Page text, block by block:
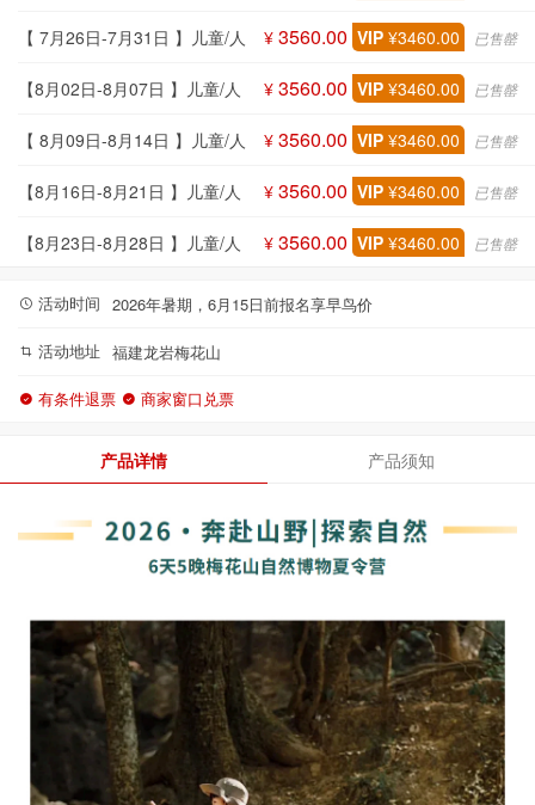
【 7月26日-7月31日 】儿童/人 ¥ 3560.00 VIP ¥3460.00 已售罄
【8月02日-8月07日 】儿童/人 ¥ 3560.00 VIP ¥3460.00 已售罄
【 8月09日-8月14日 】儿童/人 ¥ 3560.00 VIP ¥3460.00 已售罄
【8月16日-8月21日 】儿童/人 ¥ 3560.00 VIP ¥3460.00 已售罄
【8月23日-8月28日 】儿童/人 ¥ 3560.00 VIP ¥3460.00 已售罄
活动时间 2026年暑期，6月15日前报名享早鸟价
活动地址 福建龙岩梅花山
有条件退票 商家窗口兑票
产品详情 产品须知